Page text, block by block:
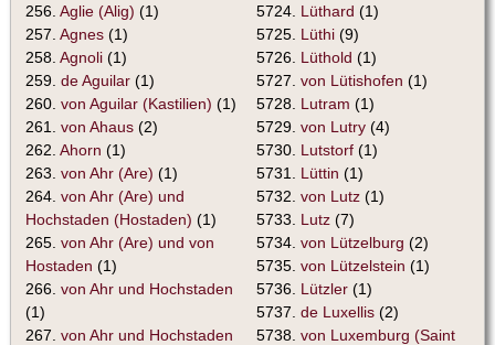
256. Aglie (Alig) (1)
257. Agnes (1)
258. Agnoli (1)
259. de Aguilar (1)
260. von Aguilar (Kastilien) (1)
261. von Ahaus (2)
262. Ahorn (1)
263. von Ahr (Are) (1)
264. von Ahr (Are) und
Hochstaden (Hostaden) (1)
265. von Ahr (Are) und von
Hostaden (1)
266. von Ahr und Hochstaden
(1)
267. von Ahr und Hochstaden
5724. Lüthard (1)
5725. Lüthi (9)
5726. Lüthold (1)
5727. von Lütishofen (1)
5728. Lutram (1)
5729. von Lutry (4)
5730. Lutstorf (1)
5731. Lüttin (1)
5732. von Lutz (1)
5733. Lutz (7)
5734. von Lützelburg (2)
5735. von Lützelstein (1)
5736. Lützler (1)
5737. de Luxellis (2)
5738. von Luxemburg (Saint